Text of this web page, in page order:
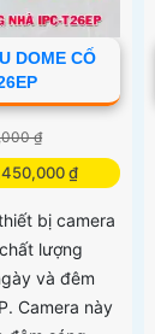
DOME CỐ
₫
₫
bị camera
lượng
và đêm
Camera này